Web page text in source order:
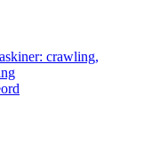
crawling,